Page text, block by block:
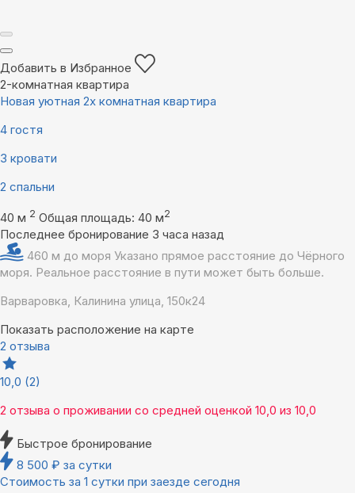
Добавить в Избранное
2-комнатная квартира
Новая уютная 2х комнатная квартира
4 гостя
3 кровати
2 спальни
40 м 2 Общая площадь: 40 м2
Последнее бронирование 3 часа назад
460 м до моря Указано прямое расстояние до Чёрного
моря. Реальное расстояние в пути может быть больше.
Варваровка, Калинина улица, 150к24
Показать расположение на карте
2 отзыва
10,0 (2)
2 отзыва о проживании со средней оценкой 10,0 из 10,0
Быстрое бронирование
8 500 ₽ за сутки
Стоимость за 1 сутки при заезде сегодня